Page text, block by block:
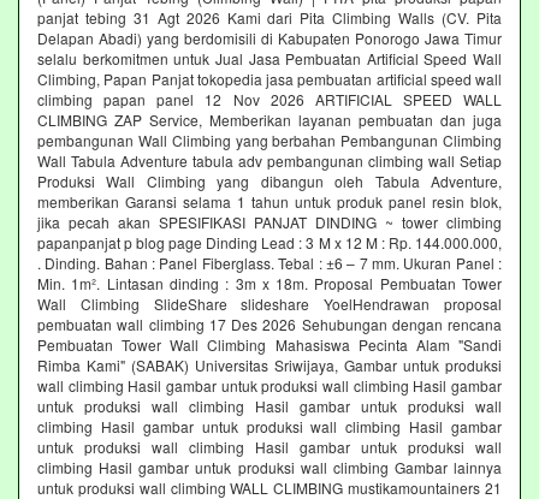
panjat tebing 31 Agt 2026 Kami dari Pita Climbing Walls (CV. Pita
Delapan Abadi) yang berdomisili di Kabupaten Ponorogo Jawa Timur
selalu berkomitmen untuk Jual Jasa Pembuatan Artificial Speed Wall
Climbing, Papan Panjat tokopedia jasa pembuatan artificial speed wall
climbing papan panel 12 Nov 2026 ARTIFICIAL SPEED WALL
CLIMBING ZAP Service, Memberikan layanan pembuatan dan juga
pembangunan Wall Climbing yang berbahan Pembangunan Climbing
Wall Tabula Adventure tabula adv pembangunan climbing wall Setiap
Produksi Wall Climbing yang dibangun oleh Tabula Adventure,
memberikan Garansi selama 1 tahun untuk produk panel resin blok,
jika pecah akan SPESIFIKASI PANJAT DINDING ~ tower climbing
papanpanjat p blog page Dinding Lead : 3 M x 12 M : Rp. 144.000.000,
. Dinding. Bahan : Panel Fiberglass. Tebal : ±6 – 7 mm. Ukuran Panel :
Min. 1m². Lintasan dinding : 3m x 18m. Proposal Pembuatan Tower
Wall Climbing SlideShare slideshare YoelHendrawan proposal
pembuatan wall climbing 17 Des 2026 Sehubungan dengan rencana
Pembuatan Tower Wall Climbing Mahasiswa Pecinta Alam "Sandi
Rimba Kami" (SABAK) Universitas Sriwijaya, Gambar untuk produksi
wall climbing Hasil gambar untuk produksi wall climbing Hasil gambar
untuk produksi wall climbing Hasil gambar untuk produksi wall
climbing Hasil gambar untuk produksi wall climbing Hasil gambar
untuk produksi wall climbing Hasil gambar untuk produksi wall
climbing Hasil gambar untuk produksi wall climbing Gambar lainnya
untuk produksi wall climbing WALL CLIMBING mustikamountainers 21